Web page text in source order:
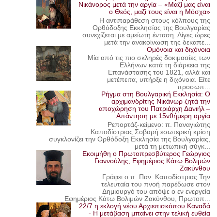
Νικάνορος μετά την αργία – «Μαζί μας είναι
ο Θεός, μαζί τους είναι η Μόσχα»
Η αντιπαράθεση στους κόλπους της
Ορθόδοξης Εκκλησίας της Βουλγαρίας
συνεχίζεται με αμείωτη ένταση. Λίγες ώρες
μετά την ανακοίνωση της δεκαπε...
Ομόνοια και διχόνοια
Μία από τις πιο σκληρές δοκιμασίες των
Ελλήνων κατά τη διάρκεια της
Επανάστασης του 1821, αλλά και
μετέπειτα, υπήρξε η διχόνοια. Είτε
προσωπ...
Ρήγμα στη Βουλγαρική Εκκλησία: Ο
αρχιμανδρίτης Νικάνωρ ζητά την
αποχώρηση του Πατριάρχη Δανιήλ –
Απάντηση με 15νθήμερη αργία
Ρεπορτάζ-κείμενο: π. Παναγιώτης
Καποδίστριας Σοβαρή εσωτερική κρίση
συγκλονίζει την Ορθόδοξη Εκκλησία της Βουλγαρίας,
μετά τη μετωπική σύγκ...
Εκοιμήθη ο Πρωτοπρεσβύτερος Γεώργιος
Γιαννούλης, Εφημέριος Κάτω Βολιμών
Ζακύνθου
Γράφει ο π. Παν. Καποδίστριας Την
τελευταία του πνοή παρέδωσε στον
Δημιουργό του απόψε ο εν ενεργεία
Εφημέριος Κάτω Βολιμών Ζακύνθου, Πρωτοπ...
22/7 η εκλογή νέου Αρχιεπισκόπου Καναδά
- Η μετάβαση μπαίνει στην τελική ευθεία